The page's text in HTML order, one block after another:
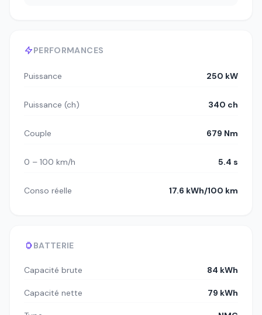
PERFORMANCES
Puissance 250 kW
Puissance (ch) 340 ch
Couple 679 Nm
0 – 100 km/h 5.4 s
Conso réelle 17.6 kWh/100 km
BATTERIE
Capacité brute 84 kWh
Capacité nette 79 kWh